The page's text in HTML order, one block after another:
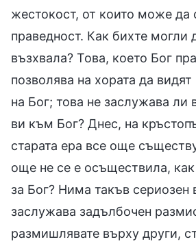
жестокост, от които може да
праведност. Как бихте могли
възхвала? Това, което Бог
позволява на хората да
на Бог; това не заслужава ли
ви към Бог? Днес, на
старата ера все още
още не се е осъществила, как
за Бог? Нима такъв сериозен
заслужава задълбочен
размишлявате върху други,